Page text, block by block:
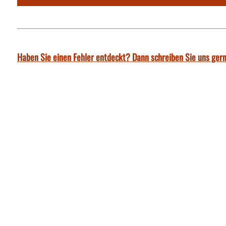
Haben Sie einen Fehler entdeckt? Dann schreiben Sie uns